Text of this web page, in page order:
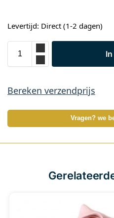
Levertijd: Direct (1-2 dagen)
Bereken verzendprijs
Vragen? we